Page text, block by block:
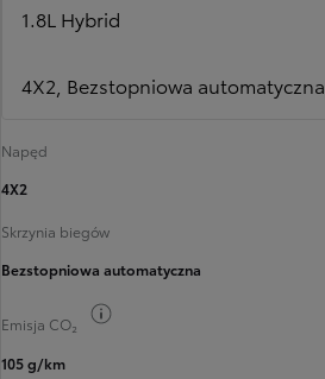
1.8L Hybrid
4X2, Bezstopniowa automatyczna
Napęd
4X2
Skrzynia biegów
Bezstopniowa automatyczna
Emisja CO₂
105 g/km